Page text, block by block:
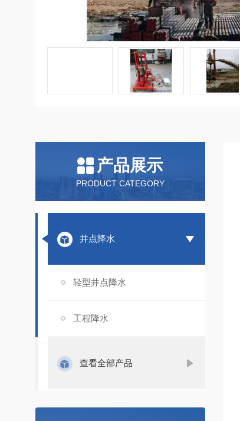
产品展示
PRODUCT CATEGORY
井点降水
轻型井点降水
工程降水
查看全部产品